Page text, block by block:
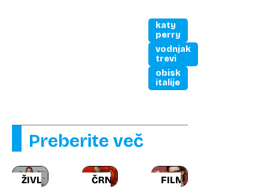
spolnega
napada
katy
perry
vodnjak
trevi
obisk
italije
Preberite več
ŽIVLJENJE ČRNOGADITELJFILM